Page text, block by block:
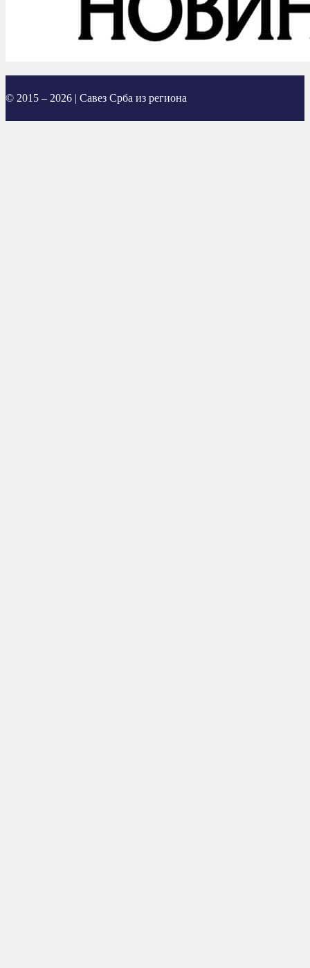
© 2015 – 2026 | Савез Срба из региона